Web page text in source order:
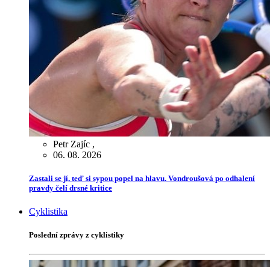
Petr Zajíc ,
06. 08. 2026
Zastali se jí, teď si sypou popel na hlavu. Vondroušová po odhalení
pravdy čelí drsné kritice
Cyklistika
Poslední zprávy z cyklistiky